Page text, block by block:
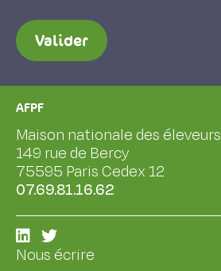
Valider
AFPF
Maison nationale des éleveurs
149 rue de Bercy
75595 Paris Cedex 12
07.69.81.16.62
Nous écrire